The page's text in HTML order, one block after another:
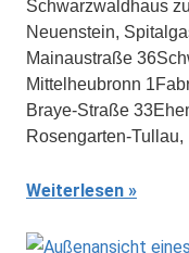
Schwarzwaldhaus
Neuenstein,
Mainaustraße
Mittelheubronn
Braye-Straße
Rosengarten-Tullau,
Weiterlesen